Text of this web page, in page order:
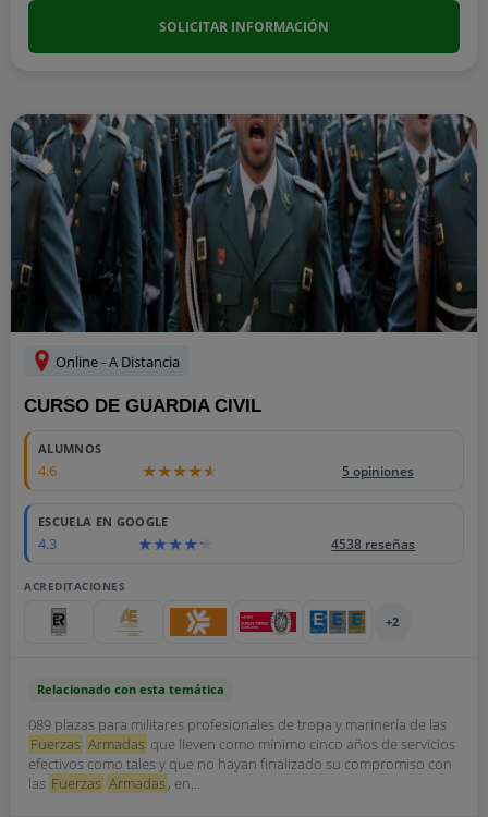
SOLICITAR INFORMACIÓN
Online - A Distancia
CURSO DE GUARDIA CIVIL
ALUMNOS
4.6 5 opiniones
ESCUELA EN GOOGLE
4.3 4538 reseñas
ACREDITACIONES
+2
Relacionado con esta temática
089 plazas para militares profesionales de tropa y marinería de las
Fuerzas Armadas que lleven como mínimo cinco años de servicios
efectivos como tales y que no hayan finalizado su compromiso con
las Fuerzas Armadas, en...